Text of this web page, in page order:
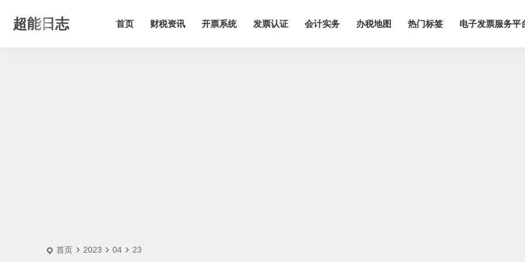
超能日志 首页 财税资讯 开票系统 发票认证 会计实务 办税地图 热门标签 电子发票服务平
首页 2023 04 23